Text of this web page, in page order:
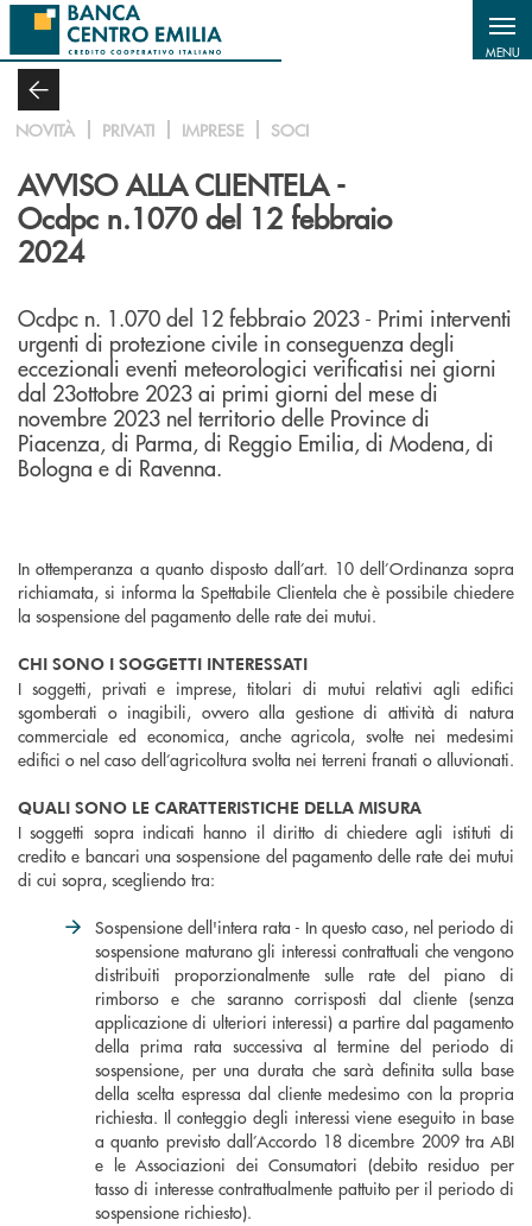
Salta al contenuto principale
MENU
NOVITÀ PRIVATI IMPRESE SOCI
AVVISO ALLA CLIENTELA -
Ocdpc n.1070 del 12 febbraio
2024
Ocdpc n. 1.070 del 12 febbraio 2023 - Primi interventi
urgenti di protezione civile in conseguenza degli
eccezionali eventi meteorologici verificatisi nei giorni
dal 23ottobre 2023 ai primi giorni del mese di
novembre 2023 nel territorio delle Province di
Piacenza, di Parma, di Reggio Emilia, di Modena, di
Bologna e di Ravenna.
In ottemperanza a quanto disposto dall’art. 10 dell’Ordinanza sopra
richiamata, si informa la Spettabile Clientela che è possibile chiedere
la sospensione del pagamento delle rate dei mutui.
CHI SONO I SOGGETTI INTERESSATI
I soggetti, privati e imprese, titolari di mutui relativi agli edifici
sgomberati o inagibili, ovvero alla gestione di attività di natura
commerciale ed economica, anche agricola, svolte nei medesimi
edifici o nel caso dell’agricoltura svolta nei terreni franati o alluvionati.
QUALI SONO LE CARATTERISTICHE DELLA MISURA
I soggetti sopra indicati hanno il diritto di chiedere agli istituti di
credito e bancari una sospensione del pagamento delle rate dei mutui
di cui sopra, scegliendo tra:
Sospensione dell'intera rata - In questo caso, nel periodo di
sospensione maturano gli interessi contrattuali che vengono
distribuiti proporzionalmente sulle rate del piano di
rimborso e che saranno corrisposti dal cliente (senza
applicazione di ulteriori interessi) a partire dal pagamento
della prima rata successiva al termine del periodo di
sospensione, per una durata che sarà definita sulla base
della scelta espressa dal cliente medesimo con la propria
richiesta. Il conteggio degli interessi viene eseguito in base
a quanto previsto dall’Accordo 18 dicembre 2009 tra ABI
e le Associazioni dei Consumatori (debito residuo per
tasso di interesse contrattualmente pattuito per il periodo di
sospensione richiesto).